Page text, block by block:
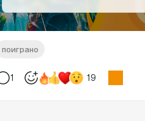
поиграно
1 19